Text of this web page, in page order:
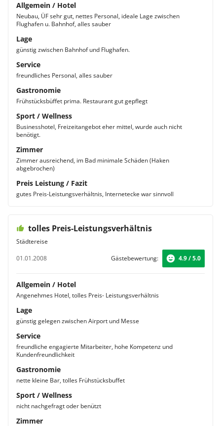
Allgemein / Hotel
Neubau, ÜF sehr gut, nettes Personal, ideale Lage zwischen
Flughafen u. Bahnhof, alles sauber
Lage
günstig zwischen Bahnhof und Flughafen.
Service
freundliches Personal, alles sauber
Gastronomie
Frühstücksbüffet prima. Restaurant gut gepflegt
Sport / Wellness
Businesshotel, Freizeitangebot eher mittel, wurde auch nicht
benötigt.
Zimmer
Zimmer ausreichend, im Bad minimale Schäden (Haken
abgebrochen)
Preis Leistung / Fazit
gutes Preis-Leistungsverhältnis, Internetecke war sinnvoll
tolles Preis-Leistungsverhältnis
Städtereise
01.01.2008
Gästebewertung: 4.9 / 5.0
Allgemein / Hotel
Angenehmes Hotel, tolles Preis- Leistungsverhältnis
Lage
günstig gelegen zwischen Airport und Messe
Service
freundliche engagierte Mitarbeiter, hohe Kompetenz und
Kundenfreundlichkeit
Gastronomie
nette kleine Bar, tolles Frühstücksbuffet
Sport / Wellness
nicht nachgefragt oder benützt
Zimmer